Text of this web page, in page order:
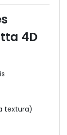
4D
textura)